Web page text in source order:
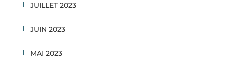
JUILLET 2023
JUIN 2023
MAI 2023